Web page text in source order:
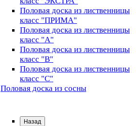
Половая доска из лиственницы
класс "ПРИМА"
Половая доска из лиственницы
класс "А"
Половая доска из лиственницы
класс "B"
Половая доска из лиственницы
класс "C"
Половая доска из сосны
Назад